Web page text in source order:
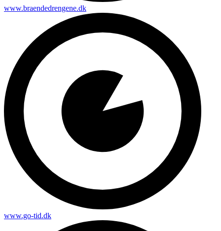
www.braendedrengene.dk
www.go-tid.dk